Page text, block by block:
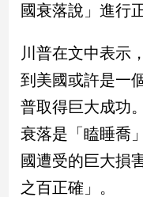
品
點
民
調
國
會
點
國衰落說」進行
川普在文中表示
到美國或許是一
普取得巨大成功
衰落是「瞌睡喬
國遭受的巨大損
之百正確」。